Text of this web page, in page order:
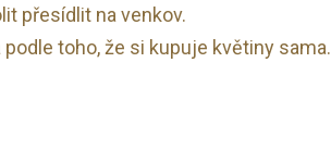
přesídlit na venkov.
toho, že si kupuje květiny sama.